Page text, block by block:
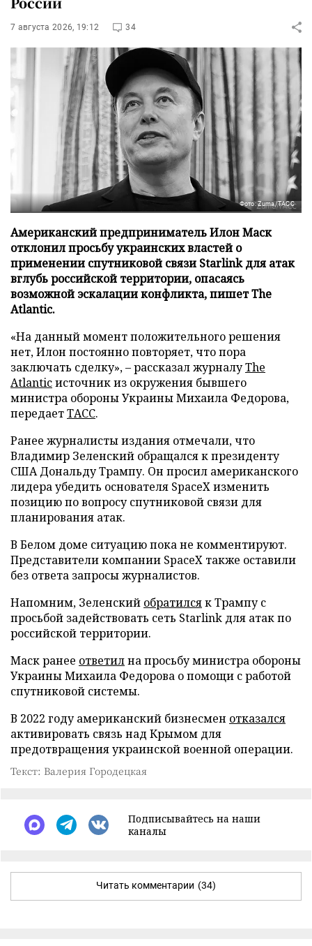
7 августа 2026, 19:12 34
Фото: Zuma/ТАСС
Американский предприниматель Илон Маск
отклонил просьбу украинских властей о
применении спутниковой связи Starlink для атак
вглубь российской территории, опасаясь
возможной эскалации конфликта, пишет The
Atlantic.
«На данный момент положительного решения
нет, Илон постоянно повторяет, что пора
заключать сделку», – рассказал журналуThe
Atlanticисточник из окружения бывшего
министра обороны Украины Михаила Федорова,
передаетТАСС.
Ранее журналисты издания отмечали, что
Владимир Зеленский обращался к президенту
США Дональду Трампу. Он просил американского
лидера убедить основателя SpaceX изменить
позицию по вопросу спутниковой связи для
планирования атак.
В Белом доме ситуацию пока не комментируют.
Представители компании SpaceX также оставили
без ответа запросы журналистов.
Напомним, Зеленский обратилсяк Трампу с
просьбой задействовать сеть Starlink для атак по
российской территории.
Маск ранее ответилна просьбу министра обороны
Украины Михаила Федорова о помощи с работой
спутниковой системы.
В 2022 году американский бизнесмен отказался
активировать связь над Крымом для
предотвращения украинской военной операции.
Текст: Валерия Городецкая
Подписывайтесь на наши
каналы
Читать комментарии (34)